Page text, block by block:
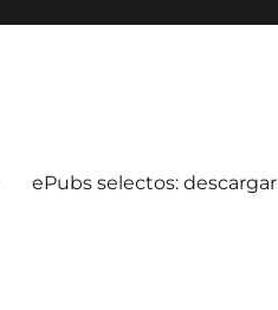
ePubs selectos: descargar